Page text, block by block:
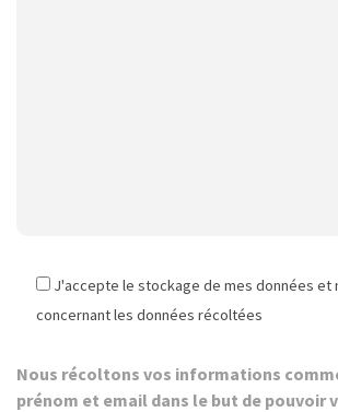
J'accepte le stockage de mes données et
concernant les données récoltées
Nous récoltons vos informations
prénom et email dans le but de pouvoir